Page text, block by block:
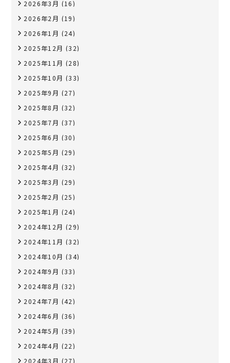
2026年3月 (16)
2026年2月 (19)
2026年1月 (24)
2025年12月 (32)
2025年11月 (28)
2025年10月 (33)
2025年9月 (27)
2025年8月 (32)
2025年7月 (37)
2025年6月 (30)
2025年5月 (29)
2025年4月 (32)
2025年3月 (29)
2025年2月 (25)
2025年1月 (24)
2024年12月 (29)
2024年11月 (32)
2024年10月 (34)
2024年9月 (33)
2024年8月 (32)
2024年7月 (42)
2024年6月 (36)
2024年5月 (39)
2024年4月 (22)
2024年3月 (27)